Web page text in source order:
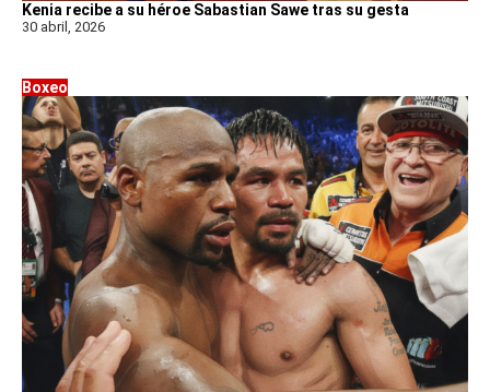
Kenia recibe a su héroe Sabastian Sawe tras su gesta
30 abril, 2026
Boxeo